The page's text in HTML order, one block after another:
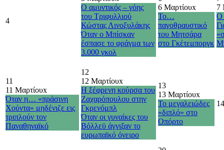
4
Ο αμυντικός – γόης
του Τριφυλλιού
Κώστας Λινοξυλάκης
Όταν ο Μπίσκαν
έσπασε το φράγμα των
3.000 γκολ
6 Μαρτίουx
Το…
παγοθραυστικό
του Μητσάρα
στο Γκέτεμποργκ
7
Ο
11
11 Μαρτίουx
Όταν η… «πράσινη
Χούντα» μηδένιζε εις
τριπλούν τον
Παναθηναϊκό
12
12 Μαρτίουx
Η ξέφρενη κούρσα του
Ζαχαρόπουλου στην
Γκρενόμπλ
Όταν οι γυναίκες του
Βόλλεϋ άγγιξαν το
ευρωπαϊκό όνειρο
13
13 Μαρτίουx
Το μεγαλειώδες
«διπλό» στο
Οπόρτο
14